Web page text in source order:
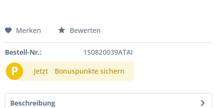
Merken Bewerten
Bestell-Nr.: 1S0820039ATAI
P Jetzt Bonuspunkte sichern
Beschreibung